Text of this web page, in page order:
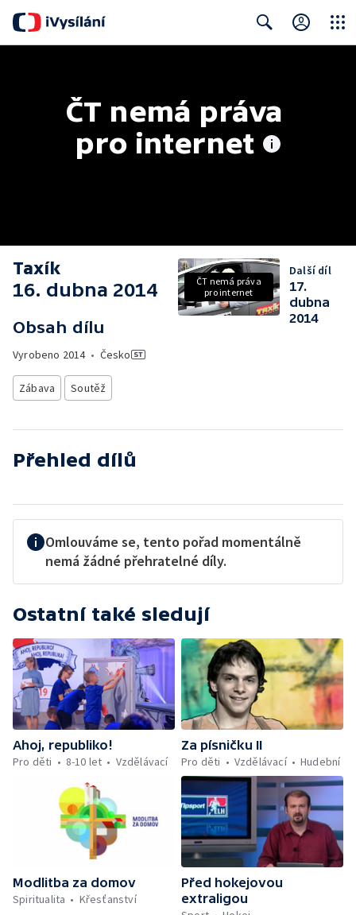
ČT nemá práva
pro internet
Taxík
16. dubna 2014
Obsah dílu
Vyrobeno 2014• Česko
Zábava Soutěž
ČT nemá práva
pro internet
Další díl
17.
dubna
2014
Přehled dílů
Omlouváme se, tento pořad momentálně
nemá žádné přehratelné díly.
Ostatní také sledují
Ahoj, republiko!
Pro děti
8-10 let Vzdělávací
Za písničku II
Pro děti
Vzdělávací Hudební
Modlitba za domov
Spiritualita
Křesťanství
Před hokejovou
extraligou